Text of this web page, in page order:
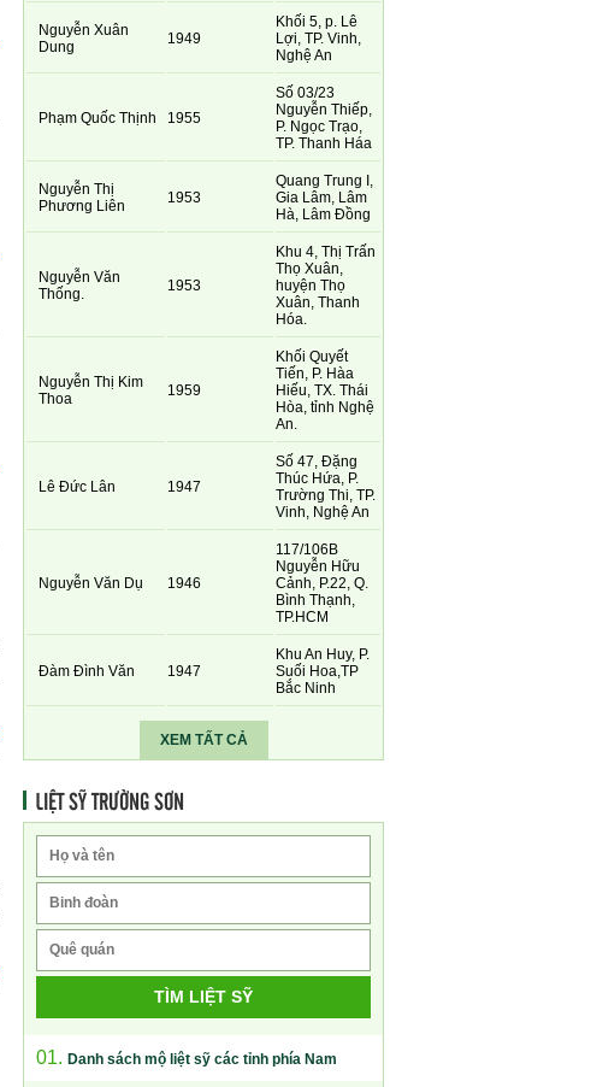
Nguyễn Xuân
Dung
1949
Khối 5, p. Lê
Lợi, TP. Vinh,
Nghệ An
Phạm Quốc Thịnh 1955
Số 03/23
Nguyễn Thiếp,
P. Ngọc Trạo,
TP. Thanh Háa
Nguyễn Thị
Phương Liên
1953
Quang Trung I,
Gia Lâm, Lâm
Hà, Lâm Đồng
Nguyễn Văn
Thống.
1953
Khu 4, Thị Trấn
Thọ Xuân,
huyện Thọ
Xuân, Thanh
Hóa.
Nguyễn Thị Kim
Thoa
1959
Khối Quyết
Tiến, P. Hàa
Hiếu, TX. Thái
Hòa, tỉnh Nghệ
An.
Lê Đức Lân 1947
Số 47, Đặng
Thúc Hứa, P.
Trường Thi, TP.
Vinh, Nghệ An
Nguyễn Văn Dụ 1946
117/106B
Nguyễn Hữu
Cảnh, P.22, Q.
Bình Thạnh,
TP.HCM
Đàm Đình Văn 1947
Khu An Huy, P.
Suối Hoa,TP
Bắc Ninh
XEM TẤT CẢ
LIỆT SỸ TRƯỜNG SƠN
TÌM LIỆT SỸ
01. Danh sách mộ liệt sỹ các tỉnh phía Nam